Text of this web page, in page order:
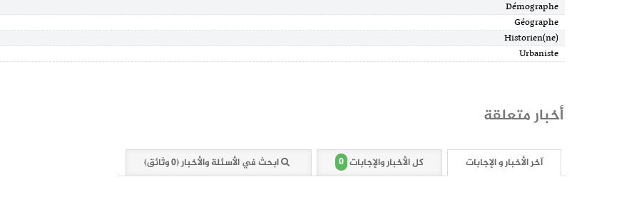
أخبار متعلقة
آخر الأخبار و الإجابات كل الأخبار والإجابات 0 ابحث في الأسئلة والأخبار (0 وثائق)